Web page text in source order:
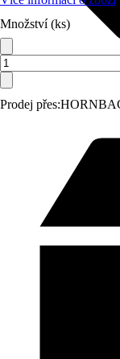
Prodej přes:
Množství (ks)